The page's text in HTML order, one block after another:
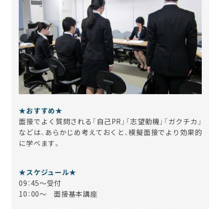
★おすすめ★
面接でよく質問される「自己PR」「志望動機」「ガクチカ」
などは、あらかじめ考えておくと、模擬面接でより効果的
に学べます。
★スケジュール★
09：45～受付
10：00～ 面接基本講座